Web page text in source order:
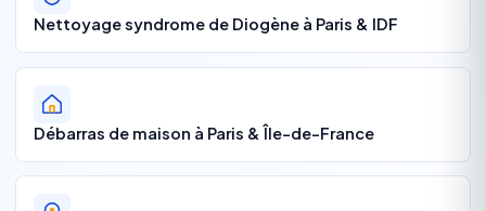
Nettoyage syndrome de Diogène à Paris & IDF
Débarras de maison à Paris & Île-de-France